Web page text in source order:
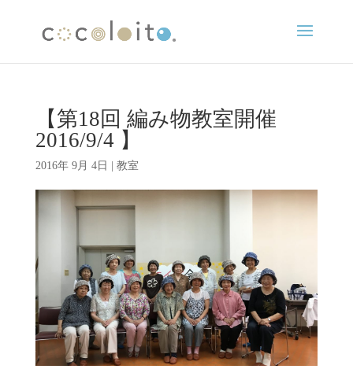
【第18回 編み物教室開催
2016/9/4 】
2016年 9月 4日 教室